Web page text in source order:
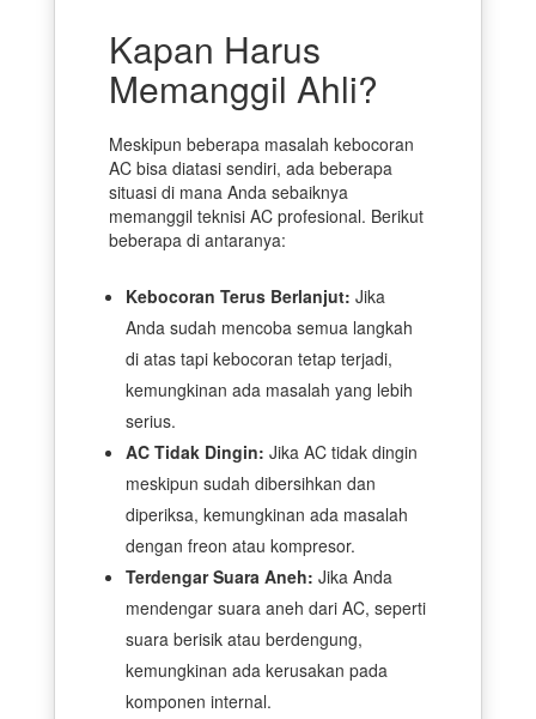
Kapan Harus
Memanggil Ahli?
Meskipun beberapa masalah kebocoran
AC bisa diatasi sendiri, ada beberapa
situasi di mana Anda sebaiknya
memanggil teknisi AC profesional. Berikut
beberapa di antaranya:
Kebocoran Terus Berlanjut: Jika
Anda sudah mencoba semua langkah
di atas tapi kebocoran tetap terjadi,
kemungkinan ada masalah yang lebih
serius.
AC Tidak Dingin: Jika AC tidak dingin
meskipun sudah dibersihkan dan
diperiksa, kemungkinan ada masalah
dengan freon atau kompresor.
Terdengar Suara Aneh: Jika Anda
mendengar suara aneh dari AC, seperti
suara berisik atau berdengung,
kemungkinan ada kerusakan pada
komponen internal.